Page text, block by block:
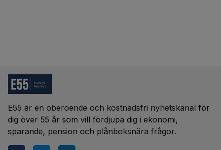
E55 är en oberoende och kostnadsfri nyhetskanal för
dig över 55 år som vill fördjupa dig i ekonomi,
sparande, pension och plånboksnära frågor.